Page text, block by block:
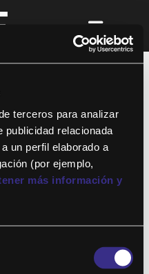
terceros para analizar
relacionada
un perfil elaborado a
(por ejemplo,
más información y
MOVE tienes
todos nuestros
online donde